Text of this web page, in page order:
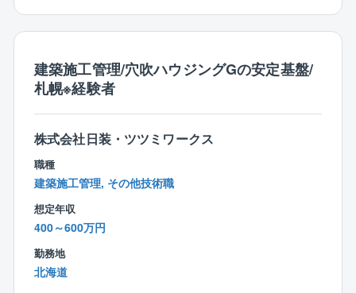
も定評があります。同じものはどれ一つとしてないの
ょう。これまでの経験を充分に活かし、木の温もりが
伝わるような住まいを創り上げてください。
＜同社の独自技術＞
新技術を追求し続ける同社。木造3階建ての新工法、
『ビッグフレーム工法』など、これまで他社に先駆け
て新たな技術を世に出してきました。
常に新工法の開発に取り組む同社でなら、きっと自身
のスキルアップも図れるはず。
刺激的な環境で、レベルアップを目指してください！
⇒一人の施工管理が同時に進める棟数は、4～5棟。
建築施工管理/穴吹ハウジングGの安定基盤/
札幌※経験者
株式会社日装・ツツミワークス
職種
建築施工管理, その他技術職
想定年収
400～600万円
勤務地
北海道